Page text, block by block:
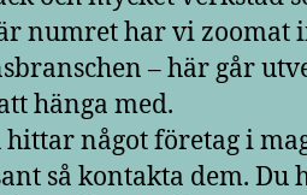
numret har vi zoomat
– här går
hänga med.
hittar något företag i
så kontakta dem.